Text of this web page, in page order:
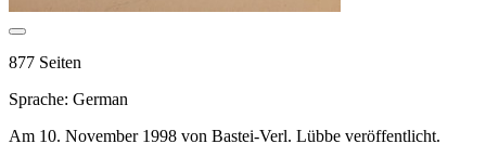
877 Seiten
Sprache: German
Am 10. November 1998 von Bastei-Verl. Lübbe veröffentlicht.